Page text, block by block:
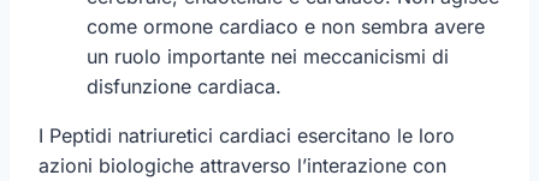
come ormone cardiaco e non sembra avere
un ruolo importante nei meccanicismi di
disfunzione cardiaca.
I Peptidi natriuretici cardiaci esercitano le loro
azioni biologiche attraverso l’interazione con